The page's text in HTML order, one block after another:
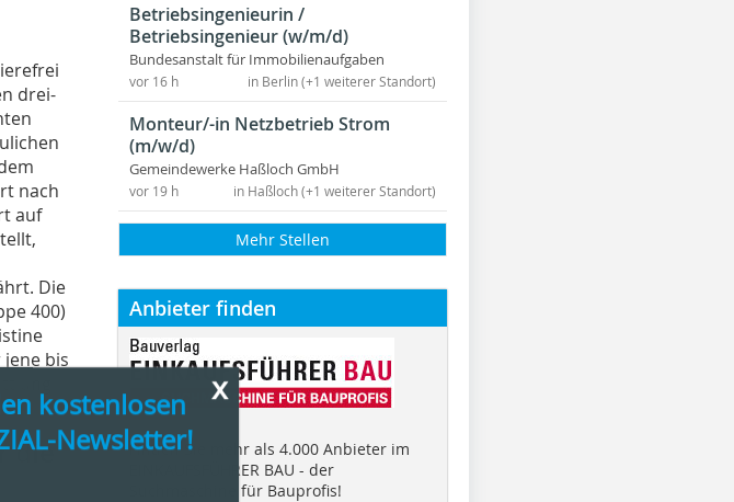
drei-
nach
auf
Die
400)
bis
die
x
kostenlosen
Newsletter!
Betriebsingenieurin /
Betriebsingenieur (w/m/d)
Bundesanstalt für Immobilienaufgaben
in Berlin (+1 weiterer Standort)
vor 16 h
Monteur/-in Netzbetrieb Strom
(m/w/d)
Gemeindewerke Haßloch GmbH
in Haßloch (+1 weiterer Standort)
vor 19 h
Mehr Stellen
Anbieter finden
Finden Sie mehr als 4.000 Anbieter im
EINKAUFSFÜHRER BAU - der
Suchmaschine für Bauprofis!